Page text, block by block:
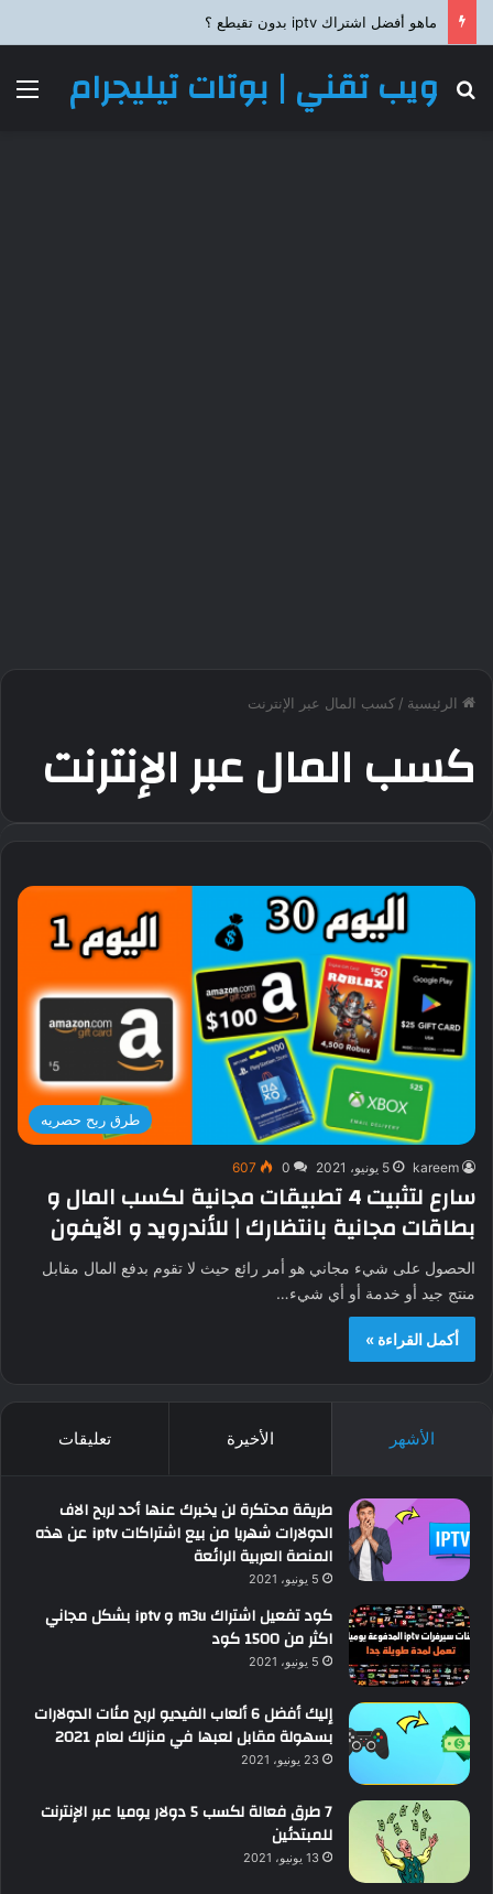
ماهو أفضل اشتراك iptv بدون تقيطع ؟
ويب تقني | بوتات تيليجرام
بحث عن
الرئيسية / كسب المال عبر الإنترنت
كسب المال عبر الإنترنت
طرق ربح حصريه
kareem 5 يونيو، 2021 0
607
سارع لتثبيت 4 تطبيقات مجانية لكسب المال و
بطاقات مجانية بانتظارك | للأندرويد و الآيفون
الحصول على شيء مجاني هو أمر رائع حيث لا تقوم بدفع المال مقابل
منتج جيد أو خدمة أو أي شيء…
أكمل القراءة »
الأشهر الأخيرة تعليقات
طريقة محتكرة لن يخبرك عنها أحد لربح الاف
الدولارات شهريا من بيع اشتراكات iptv عن هذه
المنصة العربية الرائعة
5 يونيو، 2021
كود تفعيل اشتراك m3u و iptv بشكل مجاني
اكثر من 1500 كود
5 يونيو، 2021
إليك أفضل 6 ألعاب الفيديو لربح مئات الدولارات
بسهولة مقابل لعبها في منزلك لعام 2021
23 يونيو، 2021
7 طرق فعالة لكسب 5 دولار يوميا عبر الإنترنت
للمبتدئين
13 يونيو، 2021